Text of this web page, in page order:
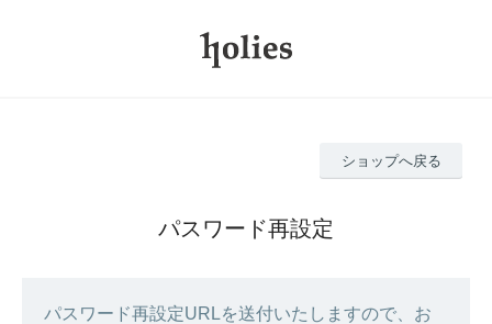
ショップへ戻る
パスワード再設定
パスワード再設定URLを送付いたしますので、お